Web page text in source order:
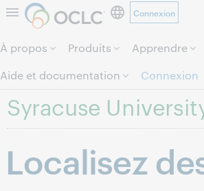
Aller au contenu de la
Connexion
À propos Produits
Apprendre
Aide et documentation
Connexion
Syracuse
Localisez